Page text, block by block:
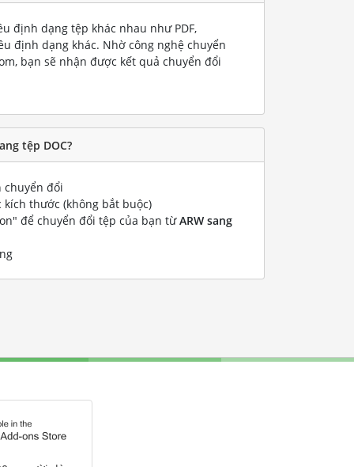
định dạng tệp khác nhau như PDF,
định dạng khác. Nhờ công nghệ chuyển
bạn sẽ nhận được kết quả chuyển đổi
tệp DOC?
chuyển đổi
thước (không bắt buộc)
để chuyển đổi tệp của bạn từARW sang